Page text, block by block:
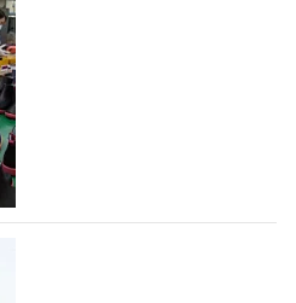
локальных
Lamoda решил обновить
локальных
обуви и аксессуаров.
обуви в
не увеличился